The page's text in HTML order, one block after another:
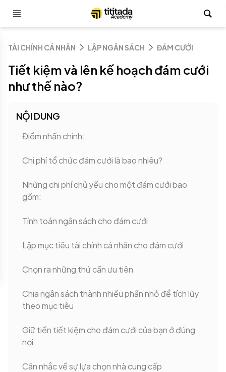
TÀI CHÍNH CÁ NHÂN LẬP NGÂN SÁCH ĐÁM CƯỚI
Tiết kiệm và lên kế hoạch đám cưới
như thế nào?
NỘI DUNG
Điểm nhấn chính:
Chi phí tổ chức đám cưới là bao nhiêu?
Những chi phí chủ yếu cho một đám cưới bao
gồm:
Tính toán ngân sách cho đám cưới
Lập mục tiêu tài chính cá nhân cho đám cưới
Chọn ra những thứ cần ưu tiên
Chia ngân sách thành nhiều phần nhỏ để tích lũy
theo mục tiêu
Giữ tiền tiết kiệm cho đám cưới của bạn ở đúng
nơi
Cân nhắc về sự lựa chọn nhà cung cấp